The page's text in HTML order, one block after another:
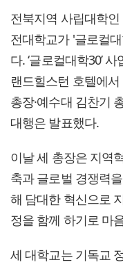
전북지역 사립대학
전대학교가 '글로컬
다. ‘글로컬대학30’
랜드힐스턴 호텔에
총장·예수대 김찬기
대행은 발표했다.
이날 세 총장은 지역
축과 글로벌 경쟁력
해 담대한 혁신으로
정을 함께 하기로 마
세 대학교는 기독교